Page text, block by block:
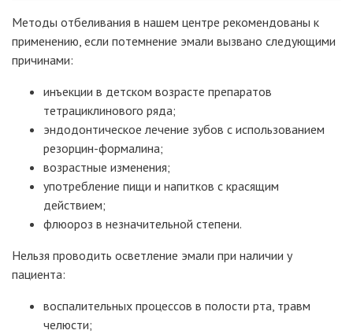
Методы отбеливания в нашем центре рекомендованы к
применению, если потемнение эмали вызвано следующими
причинами:
инъекции в детском возрасте препаратов
тетрациклинового ряда;
эндодонтическое лечение зубов с использованием
резорцин-формалина;
возрастные изменения;
употребление пищи и напитков с красящим
действием;
флюороз в незначительной степени.
Нельзя проводить осветление эмали при наличии у
пациента:
воспалительных процессов в полости рта, травм
челюсти;